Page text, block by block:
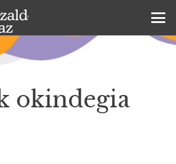
okindegia